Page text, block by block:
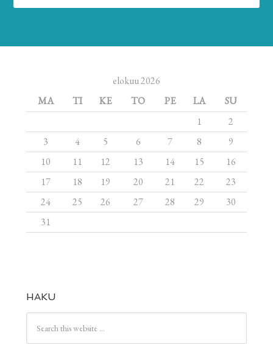
elokuu 2026
MA
TI KE TO PE LA
SU
1
2
3
4 5 6 7 8
9
10
11 12 13 14 15
16
17
18 19 20 21 22
23
24
25 26 27 28 29
30
31
HAKU